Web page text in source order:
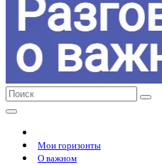
Мои горизонты
О важном